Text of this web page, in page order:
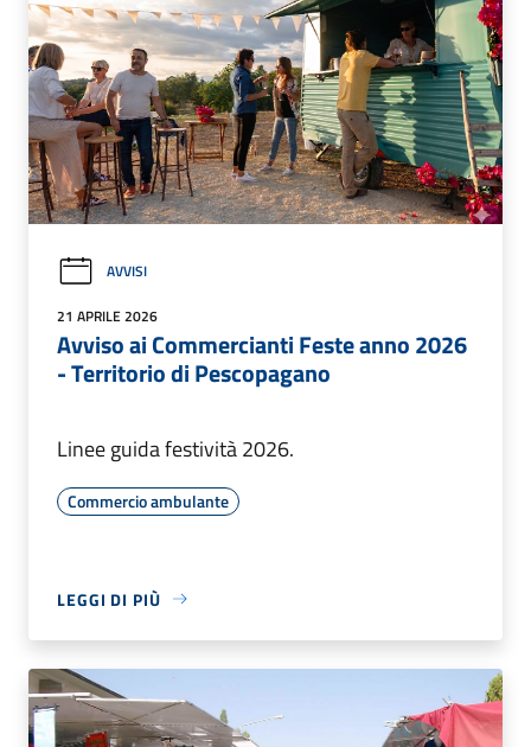
AVVISI
21 APRILE 2026
Avviso ai Commercianti Feste anno 2026
- Territorio di Pescopagano
Linee guida festività 2026.
Commercio ambulante
LEGGI DI PIÙ